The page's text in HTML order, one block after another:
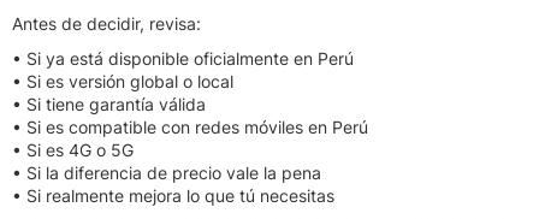
Antes de decidir, revisa:
• Si ya está disponible oficialmente en Perú
• Si es versión global o local
• Si tiene garantía válida
• Si es compatible con redes móviles en Perú
• Si es 4G o 5G
• Si la diferencia de precio vale la pena
• Si realmente mejora lo que tú necesitas